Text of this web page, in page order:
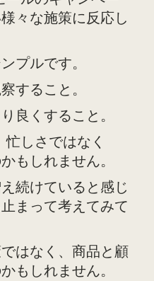
々な施策に反応し
プルです。
すること。
良くすること。
しさではなく
もしれません。
続けていると感じ
まって考えてみて
はなく、商品と顧
もしれません。